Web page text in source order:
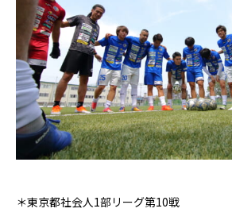
＊東京都社会人 1部リーグ第10戦